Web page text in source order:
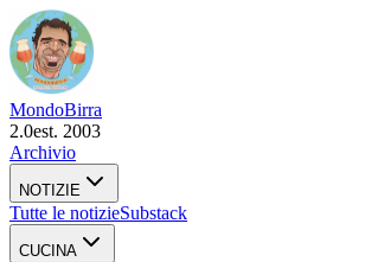
MondoBirra
2.0est. 2003
Archivio
NOTIZIE
Tutte le notizieSubstack
CUCINA